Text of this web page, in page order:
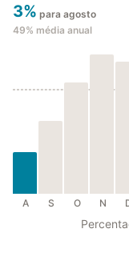
3% para agosto
49% média anual
A S O N